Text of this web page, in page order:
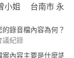
小姐 台南市 永
的錄音檔內容為何？
議紀錄
案內容主要是什麼語言